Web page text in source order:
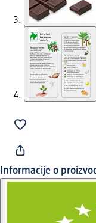
Informacije o